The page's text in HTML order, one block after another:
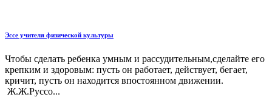
Эссе учителя физической культуры
Чтобы сделать ребенка умным и рассудительным,сделайте его
крепким и здоровым: пусть он работает, действует, бегает,
кричит, пусть он находится впостоянном движении.
Ж.Ж.Руссо...